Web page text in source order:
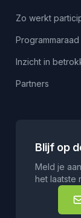
Zo werkt
Programmaraad
Inzicht in
Partners
Blijf op
Meld je
het laatste